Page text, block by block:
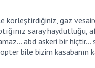
körleştirdiğiniz, gaz
saray haydutluğu,
abd askeri bir
bile bizim kasabanın